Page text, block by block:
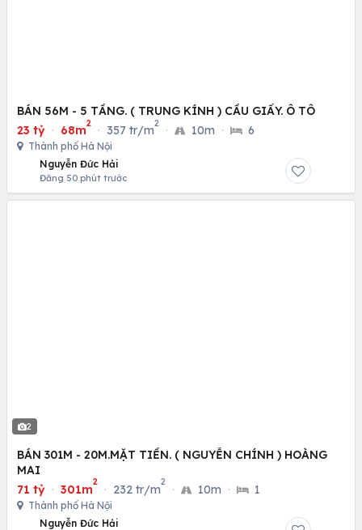
BÁN 56M - 5 TẦNG. ( TRUNG KÍNH ) CẦU GIẤY. Ô TÔ
23 tỷ · 68m
2
· 357 tr/m
2
· 10m · 6
Thành phố Hà Nội
Nguyễn Đức Hải
Đăng 50 phút trước
2
BÁN 301M - 20M.MẶT TIỀN. ( NGUYỄN CHÍNH ) HOÀNG
MAI
71 tỷ · 301m
2
· 232 tr/m
2
· 10m · 1
Thành phố Hà Nội
Nguyễn Đức Hải